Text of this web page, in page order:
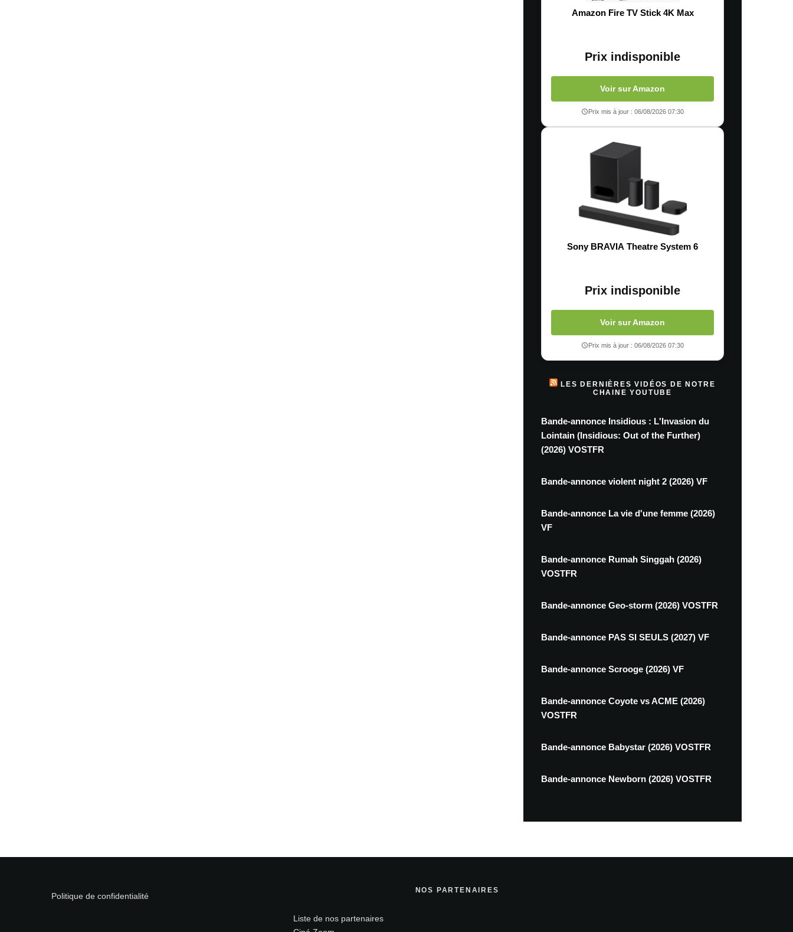
Amazon Fire TV Stick 4K Max
Prix indisponible
Voir sur Amazon
Prix mis à jour : 06/08/2026 07:30
Sony BRAVIA Theatre System 6
Prix indisponible
Voir sur Amazon
Prix mis à jour : 06/08/2026 07:30
LES DERNIÈRES VIDÉOS DE NOTRE
CHAINE YOUTUBE
Bande-annonce Insidious : L'Invasion du
Lointain (Insidious: Out of the Further)
(2026) VOSTFR
Bande-annonce violent night 2 (2026) VF
Bande-annonce La vie d'une femme (2026)
VF
Bande-annonce Rumah Singgah (2026)
VOSTFR
Bande-annonce Geo-storm (2026) VOSTFR
Bande-annonce PAS SI SEULS (2027) VF
Bande-annonce Scrooge (2026) VF
Bande-annonce Coyote vs ACME (2026)
VOSTFR
Bande-annonce Babystar (2026) VOSTFR
Bande-annonce Newborn (2026) VOSTFR
Politique de confidentialité
NOS PARTENAIRES
Liste de nos partenaires